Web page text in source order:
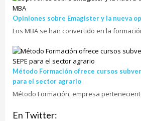
Opiniones sobre Emagister y la nueva
Los MBA se han convertido en la
Método Formación ofrece cursos
para el sector agrario
Método Formación, empresa
En Twitter: